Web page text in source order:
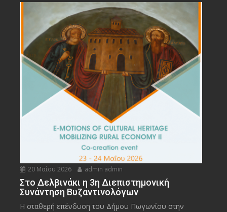
20 Μαΐου 2026 admin admin
Στο Δελβινάκι η 3η Διεπιστημονική
Συνάντηση Βυζαντινολόγων
Η σταθερή επένδυση του Δήμου Πωγωνίου στην